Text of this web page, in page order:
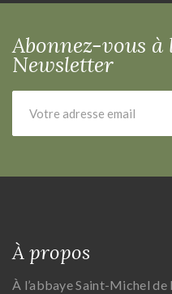
Abonnez-vous à
Newsletter
À propos
À l’abbaye Saint-Michel